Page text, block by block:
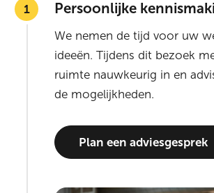
Persoonlijke
We nemen de tijd voor uw
ideeën. Tijdens dit bezoek
ruimte nauwkeurig in en
de mogelijkheden.
Plan een adviesgesprek